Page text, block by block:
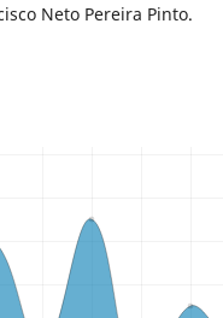
Neto Pereira Pinto.